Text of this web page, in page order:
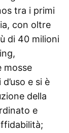
tra i primi
con oltre
di 40 milioni
mosse
e si è
della
e